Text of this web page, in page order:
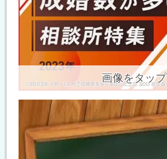
画像をタップ